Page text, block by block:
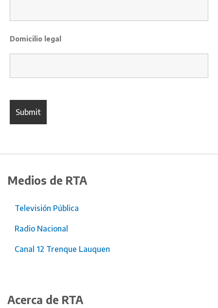
Domicilio legal
Medios de RTA
Televisión Pública
Radio Nacional
Canal 12 Trenque Lauquen
Acerca de RTA